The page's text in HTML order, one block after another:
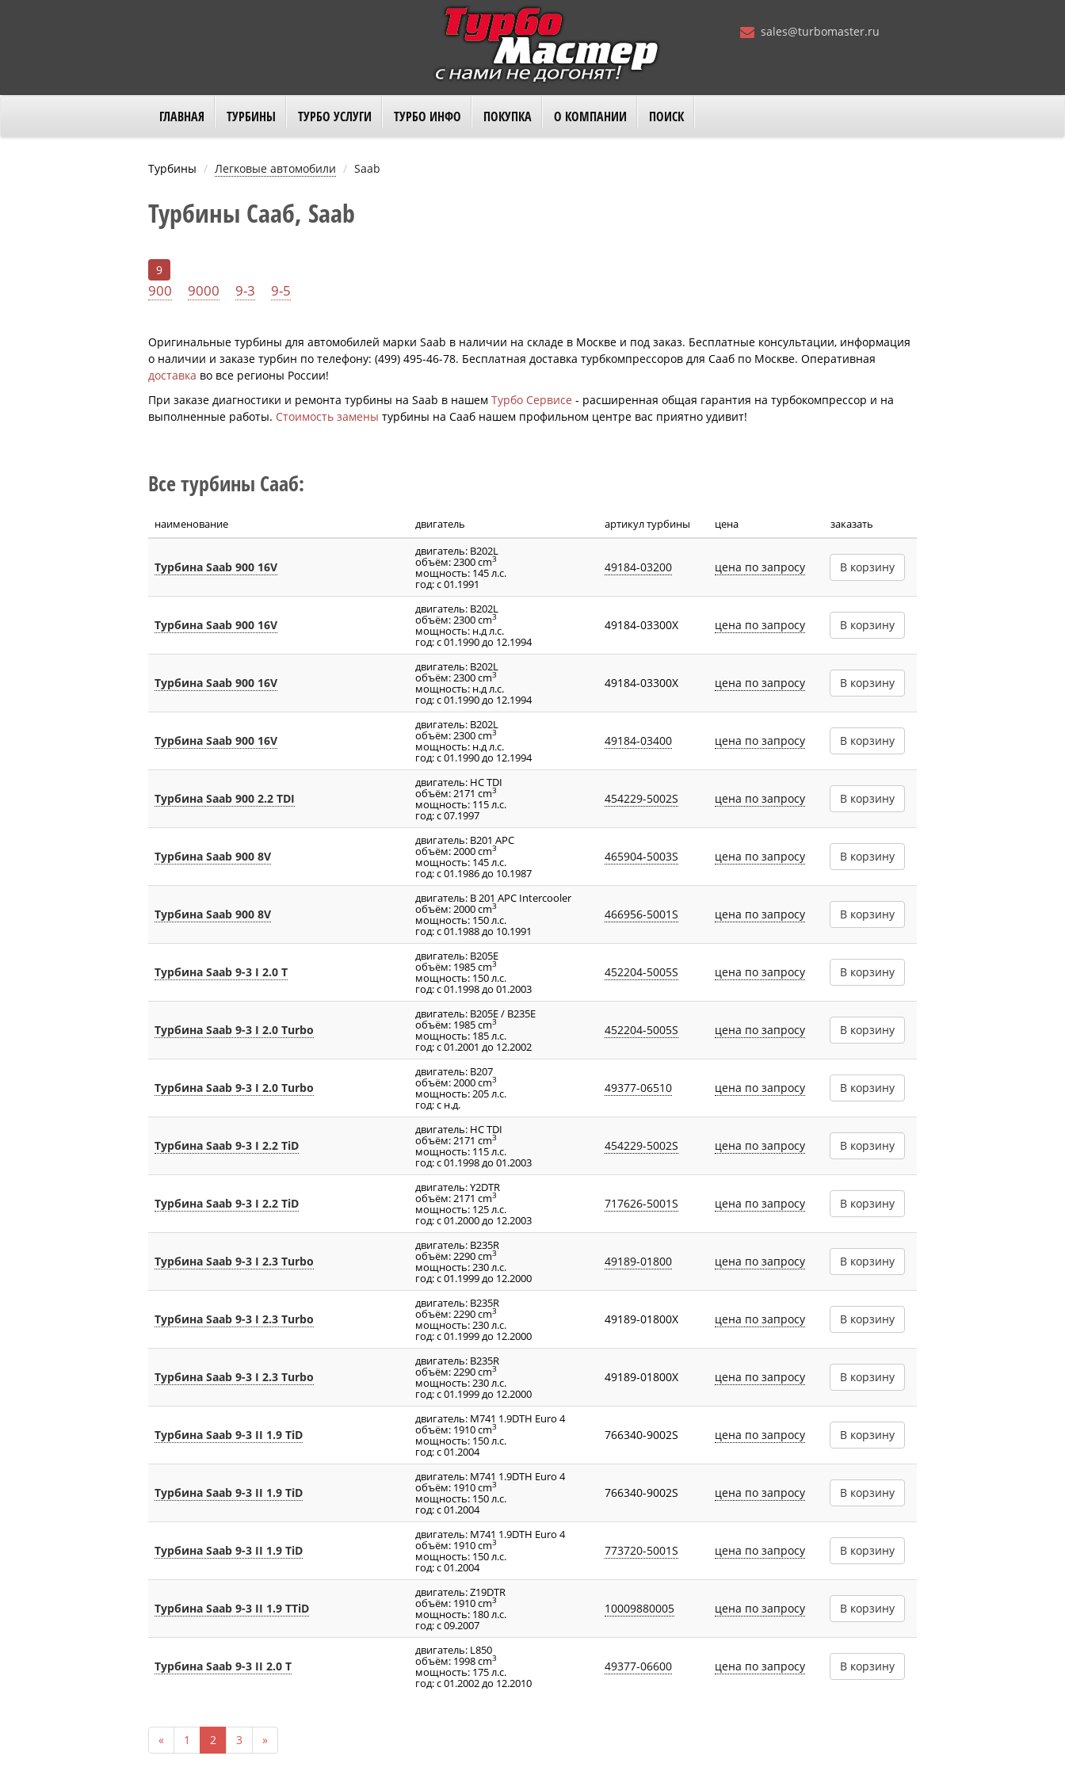
sales@turbomaster.ru
ГЛАВНАЯ ТУРБИНЫ ТУРБО УСЛУГИ ТУРБО ИНФО ПОКУПКА О КОМПАНИИ ПОИСК
Турбины Легковые автомобили Saab
Турбины Сааб, Saab
9
900 9000 9-3 9-5
Оригинальные турбины для автомобилей марки Saab в наличии на складе в Москве и под заказ. Бесплатные консультации, информация
о наличии и заказе турбин по телефону: (499) 495-46-78. Бесплатная доставка турбкомпрессоров для Сааб по Москве. Оперативная
доставка во все регионы России!
При заказе диагностики и ремонта турбины на Saab в нашем Турбо Сервисе - расширенная общая гарантия на турбокомпрессор и на
выполненные работы. Стоимость замены турбины на Сааб нашем профильном центре вас приятно удивит!
Все турбины Сааб:
наименование двигатель артикул турбины цена заказать
Турбина Saab 900 16V
двигатель: B202L
объём: 2300 cm3
мощность: 145 л.с.
год: с 01.1991
49184-03200 цена по запросу В корзину
Турбина Saab 900 16V
двигатель: B202L
объём: 2300 cm3
мощность: н.д л.с.
год: с 01.1990 до 12.1994
49184-03300X цена по запросу В корзину
Турбина Saab 900 16V
двигатель: B202L
объём: 2300 cm3
мощность: н.д л.с.
год: с 01.1990 до 12.1994
49184-03300X цена по запросу В корзину
Турбина Saab 900 16V
двигатель: B202L
объём: 2300 cm3
мощность: н.д л.с.
год: с 01.1990 до 12.1994
49184-03400 цена по запросу В корзину
Турбина Saab 900 2.2 TDI
двигатель: HC TDI
объём: 2171 cm3
мощность: 115 л.с.
год: с 07.1997
454229-5002S цена по запросу В корзину
Турбина Saab 900 8V
двигатель: B201 APC
объём: 2000 cm3
мощность: 145 л.с.
год: с 01.1986 до 10.1987
465904-5003S цена по запросу В корзину
Турбина Saab 900 8V
двигатель: B 201 APC Intercooler
объём: 2000 cm3
мощность: 150 л.с.
год: с 01.1988 до 10.1991
466956-5001S цена по запросу В корзину
Турбина Saab 9-3 I 2.0 T
двигатель: B205E
объём: 1985 cm3
мощность: 150 л.с.
год: с 01.1998 до 01.2003
452204-5005S цена по запросу В корзину
Турбина Saab 9-3 I 2.0 Turbo
двигатель: B205E / B235E
объём: 1985 cm3
мощность: 185 л.с.
год: с 01.2001 до 12.2002
452204-5005S цена по запросу В корзину
Турбина Saab 9-3 I 2.0 Turbo
двигатель: B207
объём: 2000 cm3
мощность: 205 л.с.
год: с н.д.
49377-06510 цена по запросу В корзину
Турбина Saab 9-3 I 2.2 TiD
двигатель: HC TDI
объём: 2171 cm3
мощность: 115 л.с.
год: с 01.1998 до 01.2003
454229-5002S цена по запросу В корзину
Турбина Saab 9-3 I 2.2 TiD
двигатель: Y2DTR
объём: 2171 cm3
мощность: 125 л.с.
год: с 01.2000 до 12.2003
717626-5001S цена по запросу В корзину
Турбина Saab 9-3 I 2.3 Turbo
двигатель: B235R
объём: 2290 cm3
мощность: 230 л.с.
год: с 01.1999 до 12.2000
49189-01800 цена по запросу В корзину
Турбина Saab 9-3 I 2.3 Turbo
двигатель: B235R
объём: 2290 cm3
мощность: 230 л.с.
год: с 01.1999 до 12.2000
49189-01800X цена по запросу В корзину
Турбина Saab 9-3 I 2.3 Turbo
двигатель: B235R
объём: 2290 cm3
мощность: 230 л.с.
год: с 01.1999 до 12.2000
49189-01800X цена по запросу В корзину
Турбина Saab 9-3 II 1.9 TiD
двигатель: M741 1.9DTH Euro 4
объём: 1910 cm3
мощность: 150 л.с.
год: с 01.2004
766340-9002S цена по запросу В корзину
Турбина Saab 9-3 II 1.9 TiD
двигатель: M741 1.9DTH Euro 4
объём: 1910 cm3
мощность: 150 л.с.
год: с 01.2004
766340-9002S цена по запросу В корзину
Турбина Saab 9-3 II 1.9 TiD
двигатель: M741 1.9DTH Euro 4
объём: 1910 cm3
мощность: 150 л.с.
год: с 01.2004
773720-5001S цена по запросу В корзину
Турбина Saab 9-3 II 1.9 TTiD
двигатель: Z19DTR
объём: 1910 cm3
мощность: 180 л.с.
год: с 09.2007
10009880005 цена по запросу В корзину
Турбина Saab 9-3 II 2.0 T
двигатель: L850
объём: 1998 cm3
мощность: 175 л.с.
год: с 01.2002 до 12.2010
49377-06600 цена по запросу В корзину
« 1 2 3 »